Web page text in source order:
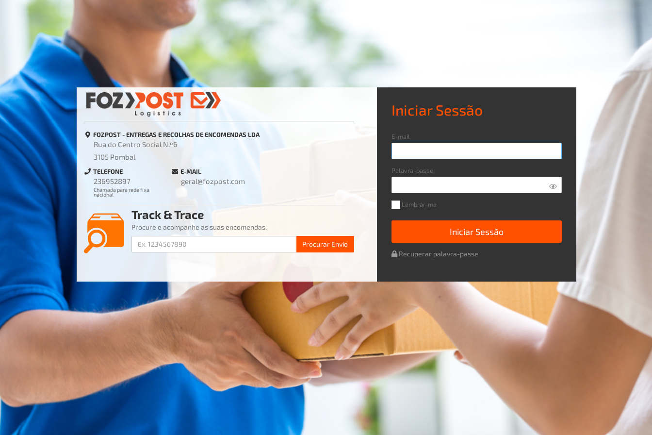
FOZPOST - ENTREGAS E RECOLHAS DE ENCOMENDAS LDA
Rua do Centro Social N.º6
3105 Pombal
TELEFONE
236952897
Chamada para rede fixa
nacional
E-MAIL
geral@fozpost.com
Track & Trace
Procure e acompanhe as suas encomendas.
Procurar Envio
Iniciar Sessão
E-mail
Palavra-passe
Lembrar-me
Iniciar Sessão
Recuperar palavra-passe